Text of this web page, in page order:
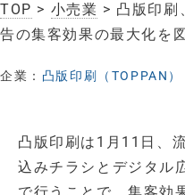
TOP > 小売業 > 凸版印刷
告の集客効果の最大化を
企業： 凸版印刷（TOPPAN）
凸版印刷は1月11日、
込みチラシとデジタル